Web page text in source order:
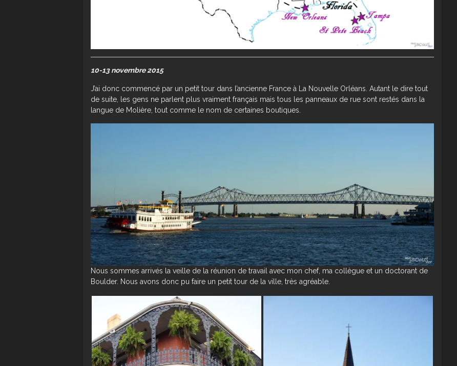
10-13 novembre 2015
J’ai donc commencé par un petit tour dans l’ancienne France à La Nouvelle Orléans. Autant le dire tout
de suite, les gens ne parlent plus vraiment français mais tous les panneaux de rue sont restés dans la
langue de Molière, tout comme le nom de certaines boutiques.
Nous sommes arrivés la veille de la réunion de travail avec mon chef, ma collègue et un doctorant de
Boulder. Nous avons donc pu faire un petit tour de la ville, très agréable.